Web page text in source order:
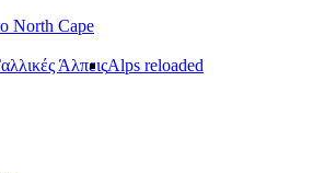
North Cape
ΆλπειςAlps reloaded